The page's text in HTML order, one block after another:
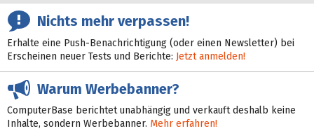
Nichts mehr verpassen!
Erhalte eine Push-Benachrichtigung (oder einen Newsletter) bei
Erscheinen neuer Tests und Berichte: Jetzt anmelden!
Warum Werbebanner?
ComputerBase berichtet unabhängig und verkauft deshalb keine
Inhalte, sondern Werbebanner. Mehr erfahren!